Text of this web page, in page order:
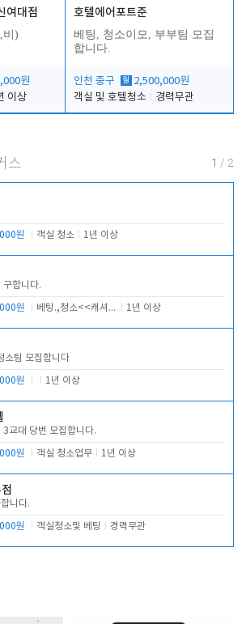
여대점
비)
원
이상
호텔에어포트준
베팅, 청소이모, 부부팀 모집
합니다.
인천 중구 월 2,500,000원
객실 및 호텔청소
경력무관
스 1 / 2
원 객실 청소 1년 이상
합니다.
원 베팅.,청소<<캐셔 모셔봅니다. 1년 이상
소팀 모집합니다
원 1년 이상
교대 당번 모집합니다.
원 객실 청소업무 1년 이상
니다.
원 객실청소및 베팅 경력무관